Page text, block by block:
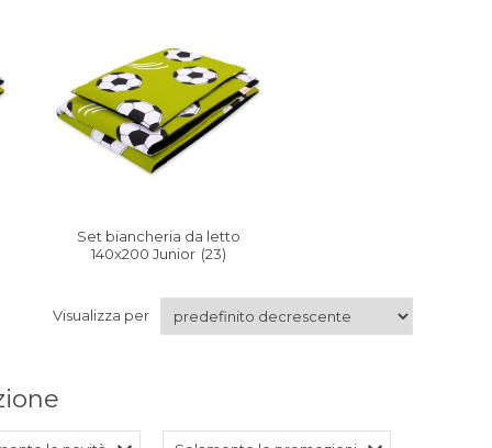
Set biancheria da letto
140x200 Junior (23)
Visualizza per